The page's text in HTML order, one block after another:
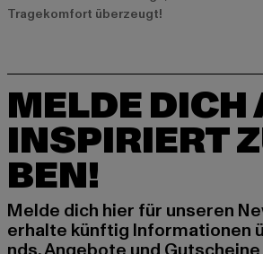
Tragekomfort überzeugt!
MELDE DICH
INSPIRIERT
BEN!
Melde dich hier für unseren
erhalte künftig Informationen